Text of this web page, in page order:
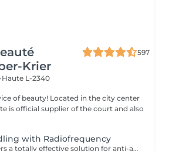
Krier
597
Haute L-2340
in the city center
is official supplier of the court and also
with Radiofrequency
Pollogen DIVINE offers a totally effective solution for anti-aging treatments, but also for more difficult-to-treat areas such as the neck, lip contours and eyes. It is a unique combination of 3 medico-aesthetic technologies (VoluDerm microneedling RF + TriFractional + Ultrasound) which allows the renewal of the dermis and the epidermis. The result is significant and clearly visible, the skin looks young. The DIVINE Pollogen offers more volume, reduction of scars, firming of the skin and this without pain, without bruising, without bleeding and without revalidation time.